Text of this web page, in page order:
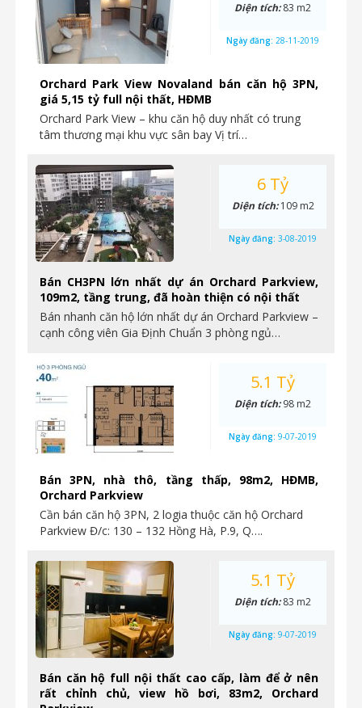
Orchard Park View Novaland bán căn hộ 3PN,
giá 5,15 tỷ full nội thất, HĐMB
Orchard Park View – khu căn hộ duy nhất có trung
tâm thương mại khu vực sân bay Vị trí…
Diện tích:83 m2
Ngày đăng: 28-11-2019
Bán CH3PN lớn nhất dự án Orchard Parkview,
109m2, tầng trung, đã hoàn thiện có nội thất
Bán nhanh căn hộ lớn nhất dự án Orchard Parkview –
cạnh công viên Gia Định Chuẩn 3 phòng ngủ…
6 Tỷ
Diện tích:109 m2
Ngày đăng: 3-08-2019
Bán 3PN, nhà thô, tầng thấp, 98m2, HĐMB,
Orchard Parkview
Cần bán căn hộ 3PN, 2 logia thuộc căn hộ Orchard
Parkview Đ/c: 130 – 132 Hồng Hà, P.9, Q….
5.1 Tỷ
Diện tích:98 m2
Ngày đăng: 9-07-2019
Bán căn hộ full nội thất cao cấp, làm để ở nên
rất chỉnh chủ, view hồ bơi, 83m2, Orchard
5.1 Tỷ
Diện tích:83 m2
Ngày đăng: 9-07-2019